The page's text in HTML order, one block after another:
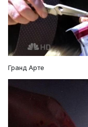
Гранд Арте